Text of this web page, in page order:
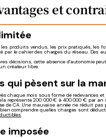
et
produits vendus, les prix pratiqués, les
par le cahier des charges du réseau. Des
décisions, cette absence d'autonomie
créateur libre.
qui pèsent sur la
chaque mois sous forme de redevances et
représente 200 000 € à 400 000 € par an
de CA. Une mauvaise année ne réduit
comprendre quelles charges sont
.
imposée